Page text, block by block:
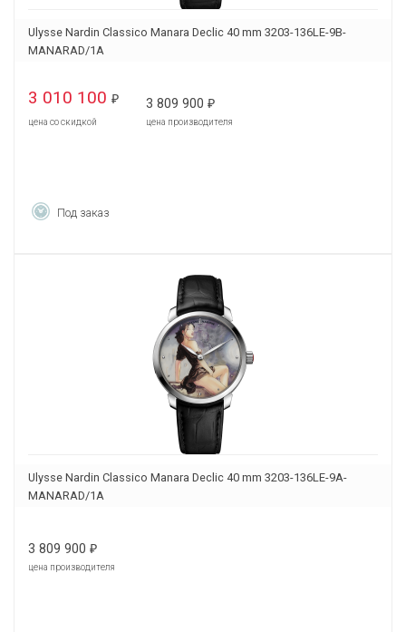
Ulysse Nardin Classico Manara Declic 40 mm 3203-136LE-9B-
MANARAD/1A
3 010 100 ₽
цена со скидкой
3 809 900 ₽
цена производителя
Под заказ
Ulysse Nardin Classico Manara Declic 40 mm 3203-136LE-9A-
MANARAD/1A
3 809 900 ₽
цена производителя